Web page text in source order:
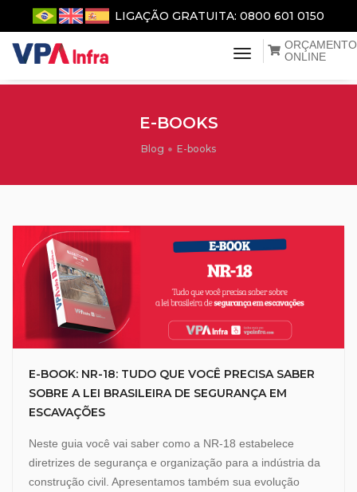
LIGAÇÃO GRATUITA: 0800 601 0150
menu de
ORÇAMENTO
ONLINE
E-BOOKS
Blog E-books
E-BOOK: NR-18: TUDO QUE VOCÊ PRECISA SABER
SOBRE A LEI BRASILEIRA DE SEGURANÇA EM
ESCAVAÇÕES
Neste guia você vai saber como a NR-18 estabelece
diretrizes de segurança e organização para a indústria da
construção civil. Apresentamos também sua evolução